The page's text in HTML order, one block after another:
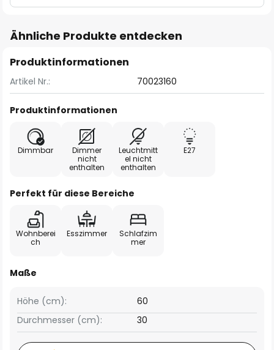
Ähnliche Produkte entdecken
Produktinformationen
Artikel Nr.: 70023160
Produktinformationen
Dimmbar
Dimmer
nicht
enthalten
Leuchtmitt
el nicht
enthalten
E27
Perfekt für diese Bereiche
Wohnberei
ch
Esszimmer
Schlafzim
mer
Maße
Höhe (cm):
60
Durchmesser (cm):
30